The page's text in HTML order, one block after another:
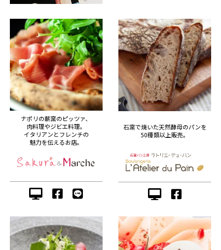
ナポリの薪窯のピッツァ、
肉料理やジビエ料理。
イタリアンとフレンチの
魅力を伝えるお店。
石窯で焼いた天然酵母のパンを
50種類以上販売。